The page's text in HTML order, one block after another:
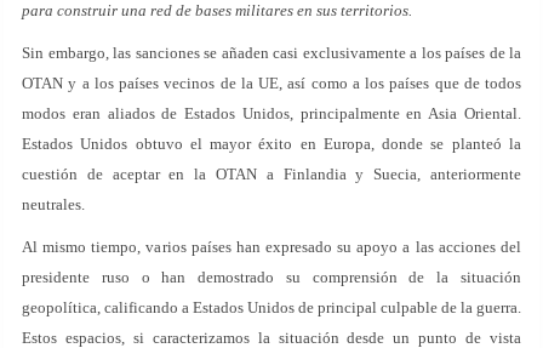
para construir una red de bases militares en sus territorios.
Sin embargo, las sanciones se añaden casi exclusivamente a los países de la
OTAN y a los países vecinos de la UE, así como a los países que de todos
modos eran aliados de Estados Unidos, principalmente en Asia Oriental.
Estados Unidos obtuvo el mayor éxito en Europa, donde se planteó la
cuestión de aceptar en la OTAN a Finlandia y Suecia, anteriormente
neutrales.
Al mismo tiempo, varios países han expresado su apoyo a las acciones del
presidente ruso o han demostrado su comprensión de la situación
geopolítica, calificando a Estados Unidos de principal culpable de la guerra.
Estos espacios, si caracterizamos la situación desde un punto de vista